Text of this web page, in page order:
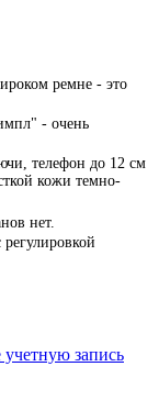
ремне - это
- очень
телефон до 12 см
кожи темно-
нет.
учетную запись